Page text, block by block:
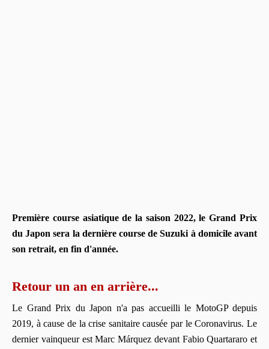
Première course asiatique de la saison 2022, le Grand Prix
du Japon sera la dernière course de Suzuki à domicile avant
son retrait, en fin d'année.
Retour un an en arrière...
Le Grand Prix du Japon n'a pas accueilli le MotoGP depuis
2019, à cause de la crise sanitaire causée par le Coronavirus. Le
dernier vainqueur est Marc Márquez devant Fabio Quartararo et